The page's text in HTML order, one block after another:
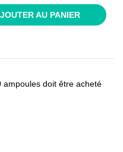
AU PANIER
doit être acheté